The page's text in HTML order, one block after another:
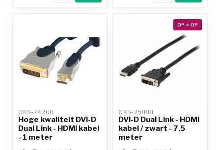
OKS-74200
Hoge kwaliteit DVI-D
Dual Link - HDMI kabel
- 1 meter
OP = OP
OKS-25888
DVI-D Dual Link - HDMI
kabel / zwart - 7,5
meter